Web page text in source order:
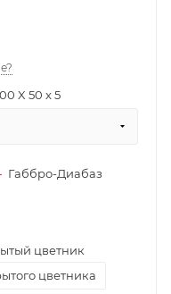
X 50 x 5
Габбро-Диабаз
цветник
цветника